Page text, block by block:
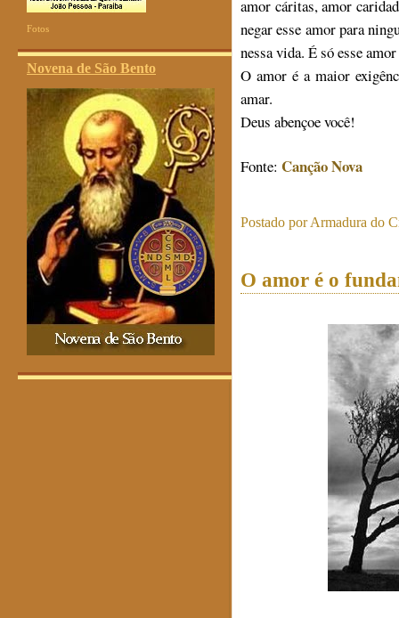
Fotos
Novena de São Bento
amor cáritas, amor
negar esse amor para
nessa vida. É só esse
O amor é a maior
amar.
Deus abençoe você!
Fonte: Canção Nova
Postado porArmadura do
O amor é o